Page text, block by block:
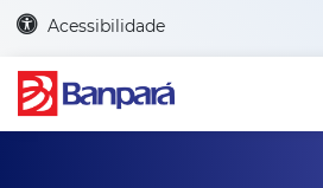
Acessibilidade